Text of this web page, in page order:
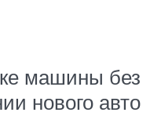
машины без
нового авто